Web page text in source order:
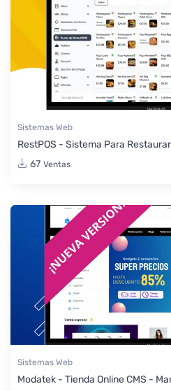
Sistemas Web
RestPOS - Sistema Para
67 Ventas
Sistemas Web
Modatek - Tienda Online CMS -